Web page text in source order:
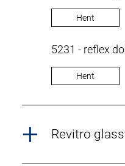
Hent
5231 - reflex
Hent
Revitro